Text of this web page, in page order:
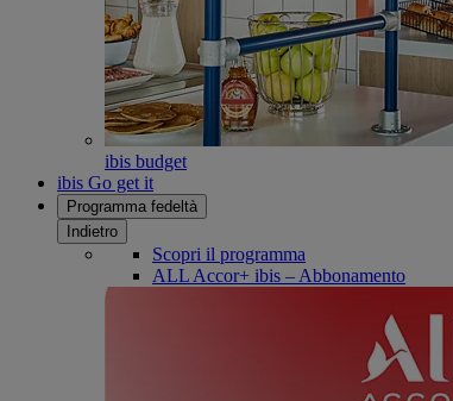
ibis budget
ibis Go get it
Programma fedeltà
Indietro
Scopri il programma
ALL Accor+ ibis – Abbonamento